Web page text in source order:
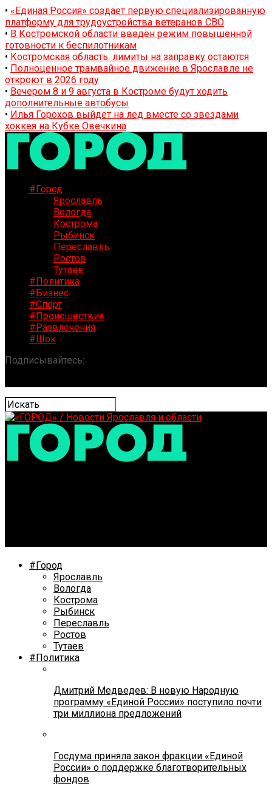
• «Единая Россия» создает первую специализированную
платформу для трудоустройства ветеранов СВО
• В Костромской области введён режим повышенной
готовности к беспилотникам
• Костромская область: лимиты на заправку остаются
• Полноценное трамвайное движение в Ярославле не
откроют в 2026 году
• Вечером 8 и 9 августа в Костроме будут ходить
дополнительные автобусы
• Илья Горохов выйдет на лед вместе со звездами
хоккея на Кубке Овечкина
#Город
Ярославль
Вологда
Кострома
Рыбинск
Переславль
Ростов
Тутаев
#Политика
#Бизнес
#Спорт
#Происшествия
#Развлечения
#Шок
Подписывайтесь:
#Город
Ярославль
Вологда
Кострома
Рыбинск
Переславль
Ростов
Тутаев
#Политика
Дмитрий Медведев: В новую Народную
программу «Единой России» поступило почти
три миллиона предложений
Госдума приняла закон фракции «Единой
России» о поддержке благотворительных
фондов